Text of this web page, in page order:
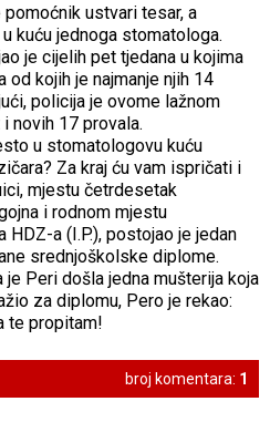
ustvari tesar, a
kuću jednoga stomatologa.
je cijelih pet tjedana u kojima
kojih je najmanje njih 14
policija je ovome lažnom
novih 17 provala.
u stomatologovu kuću
Za kraj ću vam ispričati i
mjestu četrdesetak
i rodnom mjestu
a (I.P.), postojao je jedan
srednjoškolske diplome.
Peri došla jedna mušterija koja
za diplomu, Pero je rekao:
te propitam!
broj komentara: 1